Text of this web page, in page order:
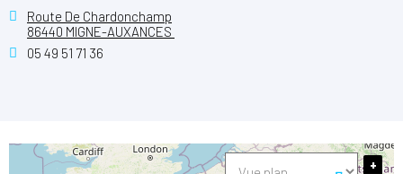
Route De Chardonchamp
86440 MIGNE-AUXANCES
05 49 51 71 36
+